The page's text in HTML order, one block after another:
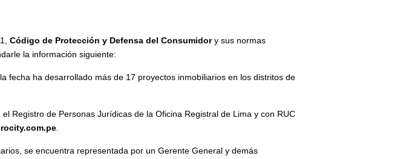
Código de Protección y Defensa del Consumidory sus normas
la información siguiente:
fecha ha desarrollado más de 17 proyectos inmobiliarios en los distritos de
Registro de Personas Jurídicas de la Oficina Registral de Lima y con RUC
se encuentra representada por un Gerente General y demás